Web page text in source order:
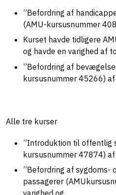
”Befordring af
(AMU-kursusnummer
Kurset havde tidligere
og havde en varighed af
”Befordring af
kursusnummer 45266) af
Alle tre kurser
”Introduktion til offentlig
kursusnummer 47874)
”Befordring af sygdoms-
passagerer